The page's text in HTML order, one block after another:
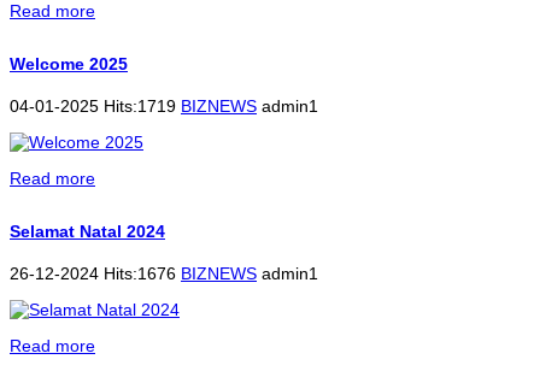
Read more
Welcome 2025
04-01-2025 Hits:1719 BIZNEWS admin1
Read more
Selamat Natal 2024
26-12-2024 Hits:1676 BIZNEWS admin1
Read more